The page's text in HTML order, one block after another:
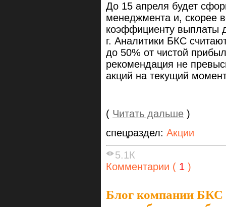
До 15 апреля будет
менеджмента и, скорее
коэффициенту выплаты
г. Аналитики БКС
до 50% от чистой
рекомендация не
акций на текущий
( Читать дальше )
спецраздел: Акции
5.1К
Комментарии ( 1 )
Блог компании БКС